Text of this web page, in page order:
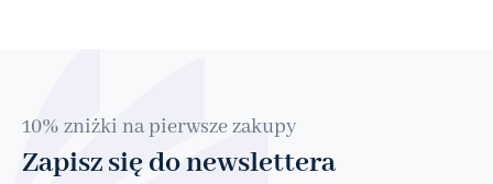
10% zniżki na pierwsze zakupy
Zapisz się do newslettera